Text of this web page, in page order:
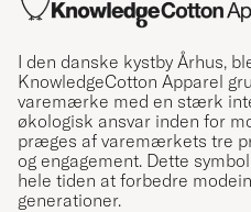
I den danske kystby Århus,
KnowledgeCotton Apparel
varemærke med en stærk
økologisk ansvar inden for
præges af varemærkets tre
og engagement. Dette
hele tiden at forbedre
generationer.